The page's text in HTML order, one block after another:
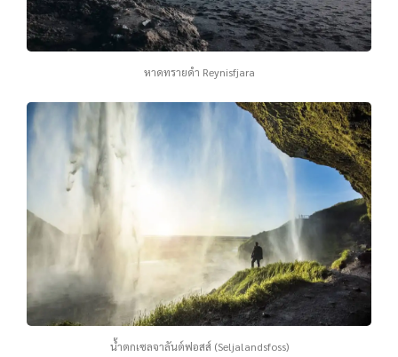
หาดทรายดํา Reynisfjara
นํ้าตกเซลจาลันต์ฟอสส์ (Seljalandsfoss)